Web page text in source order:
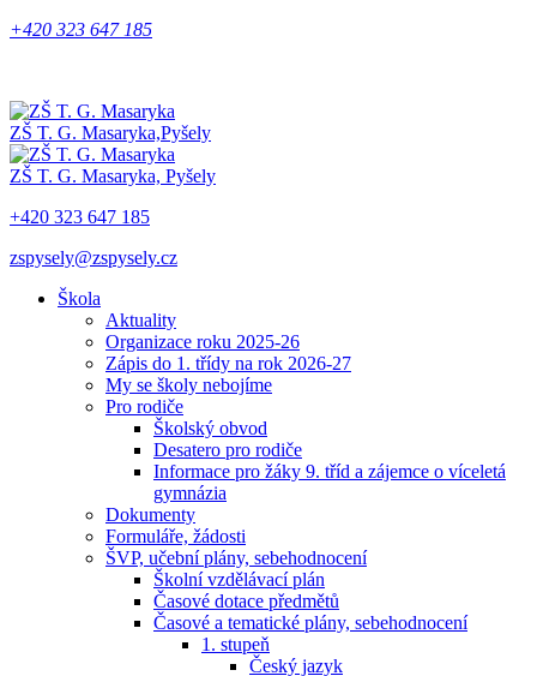
+420 323 647 185
ZŠ T. G. Masaryka,Pyšely
ZŠ T. G. Masaryka, Pyšely
+420 323 647 185
zspysely@zspysely.cz
Škola
Aktuality
Organizace roku 2025-26
Zápis do 1. třídy na rok 2026-27
My se školy nebojíme
Pro rodiče
Školský obvod
Desatero pro rodiče
Informace pro žáky 9. tříd a zájemce o víceletá
gymnázia
Dokumenty
Formuláře, žádosti
ŠVP, učební plány, sebehodnocení
Školní vzdělávací plán
Časové dotace předmětů
Časové a tematické plány, sebehodnocení
1. stupeň
Český jazyk